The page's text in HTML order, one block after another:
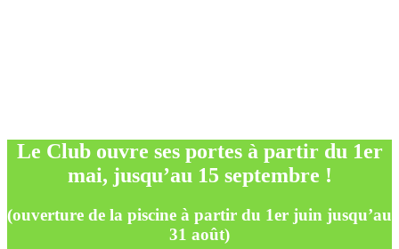
dans un cadre privilégié
Le Club ouvre ses portes à partir du 1er
mai, jusqu’au 15 septembre !
(ouverture de la piscine à partir du 1er juin jusqu’au
31 août)